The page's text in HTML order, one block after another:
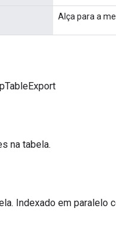
Alça para a
na tabela.
Indexado em paralelo